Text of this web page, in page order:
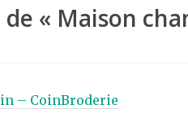
« Maison
– CoinBroderie